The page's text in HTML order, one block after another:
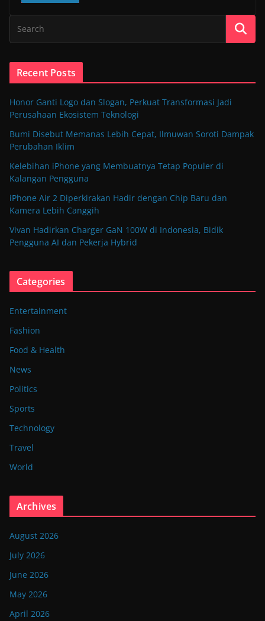
Recent Posts
Honor Ganti Logo dan Slogan, Perkuat Transformasi Jadi
Perusahaan Ekosistem Teknologi
Bumi Disebut Memanas Lebih Cepat, Ilmuwan Soroti Dampak
Perubahan Iklim
Kelebihan iPhone yang Membuatnya Tetap Populer di
Kalangan Pengguna
iPhone Air 2 Diperkirakan Hadir dengan Chip Baru dan
Kamera Lebih Canggih
Vivan Hadirkan Charger GaN 100W di Indonesia, Bidik
Pengguna AI dan Pekerja Hybrid
Categories
Entertainment
Fashion
Food & Health
News
Politics
Sports
Technology
Travel
World
Archives
August 2026
July 2026
June 2026
May 2026
April 2026